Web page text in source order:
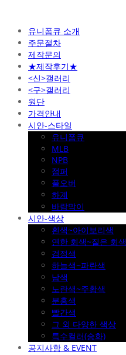
유니폼큐 소개
주문절차
제작문의
★제작후기★
<신>갤러리
<구>갤러리
원단
가격안내
시안-스타일
유니폼큐
MLB
NPB
점퍼
풀오버
하계
바람막이
시안-색상
흰색~아이보리색
연한 회색~짙은 회색
검정색
하늘색~파란색
남색
노란색~주황색
분홍색
빨간색
그 외 다양한 색상
특수컬러(승화)
공지사항 & EVENT